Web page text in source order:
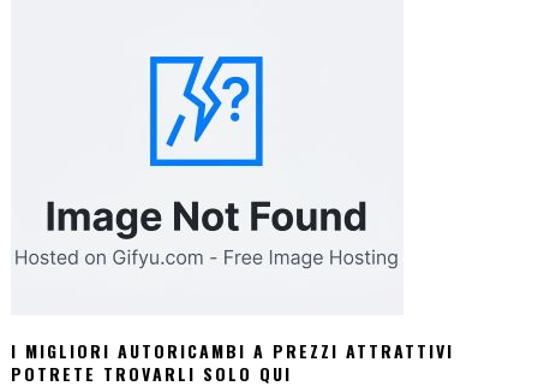
I MIGLIORI AUTORICAMBI A PREZZI ATTRATTIVI
POTRETE TROVARLI SOLO QUI